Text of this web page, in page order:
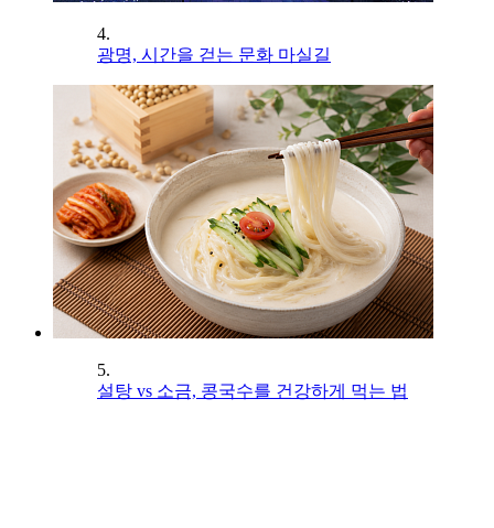
4.
광명, 시간을 걷는 문화 마실길
5.
설탕 vs 소금, 콩국수를 건강하게 먹는 법